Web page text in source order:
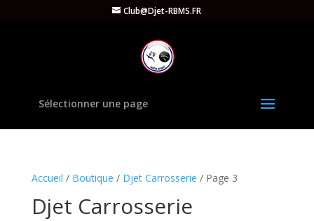
Club@Djet-RBMS.FR
Sélectionner une page
Accueil / Boutique / Djet Carrosserie / Page 3
Djet Carrosserie